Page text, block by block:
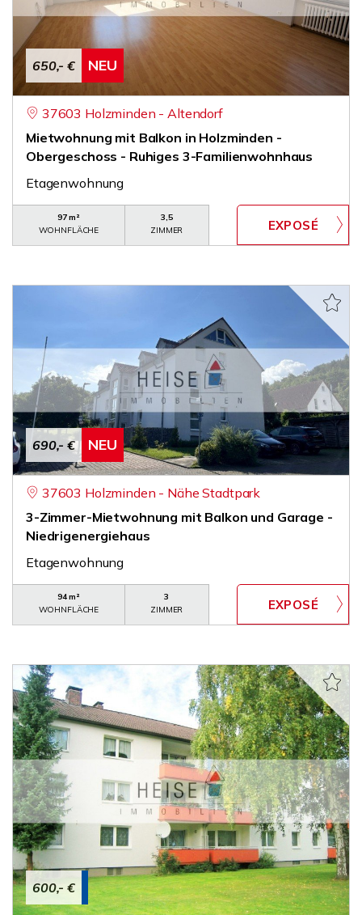
650,- € NEU
37603 Holzminden - Altendorf
Mietwohnung mit Balkon in Holzminden -
Obergeschoss - Ruhiges 3-Familienwohnhaus
Etagenwohnung
97 m²
WOHNFLÄCHE
3,5
ZIMMER
690,- € NEU
37603 Holzminden - Nähe Stadtpark
3-Zimmer-Mietwohnung mit Balkon und Garage -
Niedrigenergiehaus
Etagenwohnung
94 m²
WOHNFLÄCHE
3
ZIMMER
600,- €